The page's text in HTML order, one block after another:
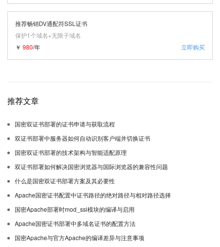
推荐畅销DV通配符SSL证书
保护1个域名+无限子域名
立即购买
￥ 980/年
推荐文章
国密双证书部署的证书申请与获取流程
双证书部署中服务器如何自动识别客户端并切换证书
国密双证书部署的技术架构与智能适配原理
双证书部署如何解决国密浏览器与国际浏览器的兼容性问题
什么是国密双证书部署方案及其必要性
Apache国密证书配置中证书路径的绝对路径与相对路径选择
国密Apache部署时mod_ssl模块的编译与启用
Apache国密证书部署中多域名证书的配置方法
国密Apache与官方Apache的编译差异与注意事项